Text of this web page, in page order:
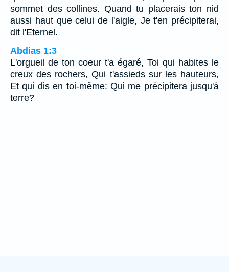
sommet des collines. Quand tu placerais ton nid
aussi haut que celui de l'aigle, Je t'en précipiterai,
dit l'Eternel.
Abdias 1:3
L'orgueil de ton coeur t'a égaré, Toi qui habites le
creux des rochers, Qui t'assieds sur les hauteurs,
Et qui dis en toi-même: Qui me précipitera jusqu'à
terre?